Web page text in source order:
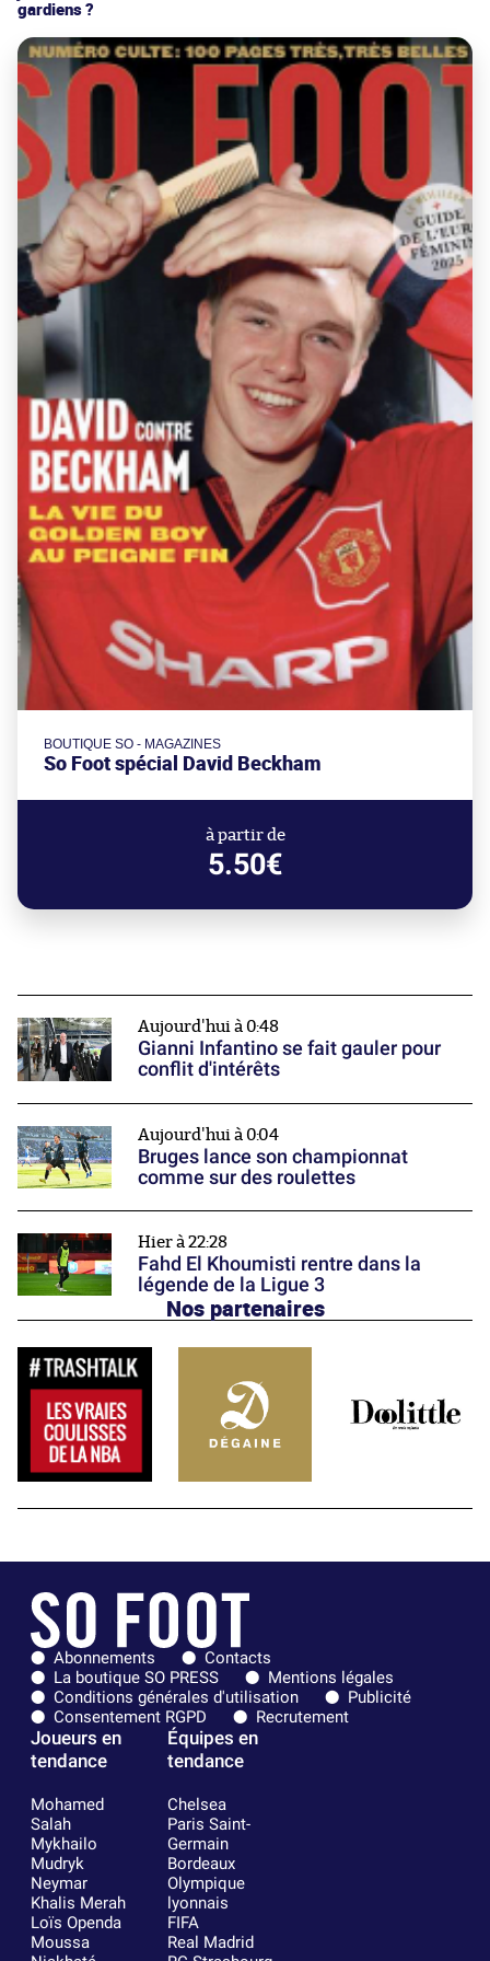
gardiens ?
BOUTIQUE SO - MAGAZINES
So Foot spécial David Beckham
à partir de
5.50€
Aujourd'hui à 0:48
Gianni Infantino se fait gauler pour
conflit d'intérêts
Aujourd'hui à 0:04
Bruges lance son championnat
comme sur des roulettes
Hier à 22:28
Fahd El Khoumisti rentre dans la
légende de la Ligue 3
Nos partenaires
Abonnements
Contacts
La boutique SO PRESS
Mentions légales
Conditions générales d'utilisation
Publicité
Consentement RGPD
Recrutement
Joueurs en
tendance
Mohamed
Salah
Mykhailo
Mudryk
Neymar
Khalis Merah
Loïs Openda
Moussa
Équipes en
tendance
Chelsea
Paris Saint-
Germain
Bordeaux
Olympique
lyonnais
FIFA
Real Madrid